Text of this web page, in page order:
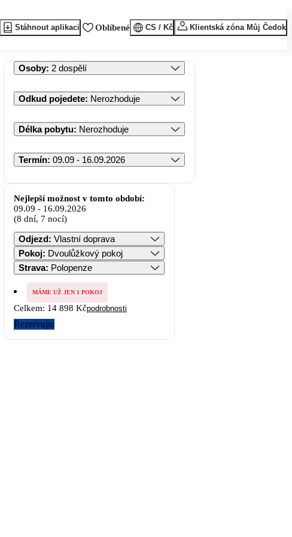
Stáhnout aplikaci Oblíbené CS / Kč Klientská zóna Můj Čedok
Osoby: 2 dospělí
Odkud pojedete: Nerozhoduje
Délka pobytu: Nerozhoduje
Termín: 09.09 - 16.09.2026
Nejlepší možnost v tomto období:
09.09 - 16.09.2026
(8 dní, 7 nocí)
Odjezd: Vlastní doprava
Pokoj: Dvoulůžkový pokoj
Strava: Polopenze
MÁME UŽ JEN 1 POKOJ
Celkem: 14 898 Kčpodrobnosti
Rezervujte